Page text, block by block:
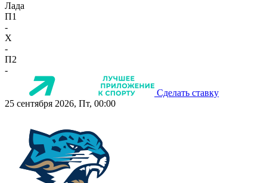
Лада
П1
-
X
-
П2
-
Сделать ставку
25 сентября 2026, Пт, 00:00